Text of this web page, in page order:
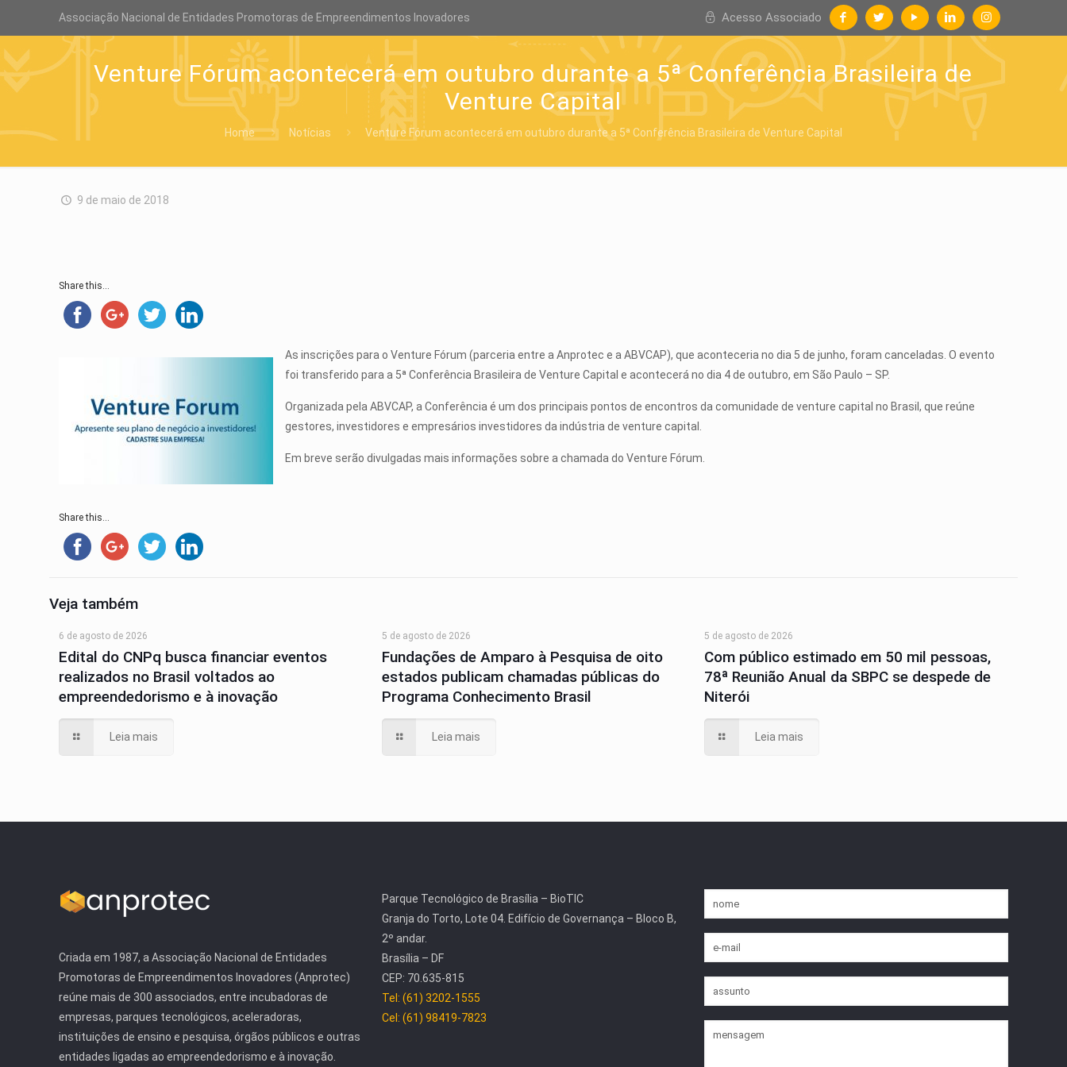
Associação Nacional de Entidades Promotoras de Empreendimentos Inovadores Acesso Associado
Venture Fórum acontecerá em outubro durante a 5ª Conferência Brasileira de
Venture Capital
Home Notícias Venture Fórum acontecerá em outubro durante a 5ª Conferência Brasileira de Venture Capital
9 de maio de 2018
Share this...
As inscrições para o Venture Fórum (parceria entre a Anprotec e a ABVCAP), que aconteceria no dia 5 de junho, foram canceladas. O evento
foi transferido para a 5ª Conferência Brasileira de Venture Capital e acontecerá no dia 4 de outubro, em São Paulo – SP.
Organizada pela ABVCAP, a Conferência é um dos principais pontos de encontros da comunidade de venture capital no Brasil, que reúne
gestores, investidores e empresários investidores da indústria de venture capital.
Em breve serão divulgadas mais informações sobre a chamada do Venture Fórum.
Share this...
Veja também
6 de agosto de 2026
Edital do CNPq busca financiar eventos
realizados no Brasil voltados ao
empreendedorismo e à inovação
Leia mais
5 de agosto de 2026
Fundações de Amparo à Pesquisa de oito
estados publicam chamadas públicas do
Programa Conhecimento Brasil
Leia mais
5 de agosto de 2026
Com público estimado em 50 mil pessoas,
78ª Reunião Anual da SBPC se despede de
Niterói
Leia mais
Criada em 1987, a Associação Nacional de Entidades
Promotoras de Empreendimentos Inovadores (Anprotec)
reúne mais de 300 associados, entre incubadoras de
empresas, parques tecnológicos, aceleradoras,
instituições de ensino e pesquisa, órgãos públicos e outras
entidades ligadas ao empreendedorismo e à inovação.
Parque Tecnológico de Brasília – BioTIC
Granja do Torto, Lote 04. Edifício de Governança – Bloco B,
2º andar.
Brasília – DF
CEP: 70.635-815
Tel: (61) 3202-1555
Cel: (61) 98419-7823